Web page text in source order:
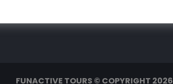
FUNACTIVE TOURS © COPYRIGHT 2026